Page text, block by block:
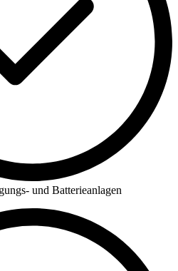
und Batterieanlagen